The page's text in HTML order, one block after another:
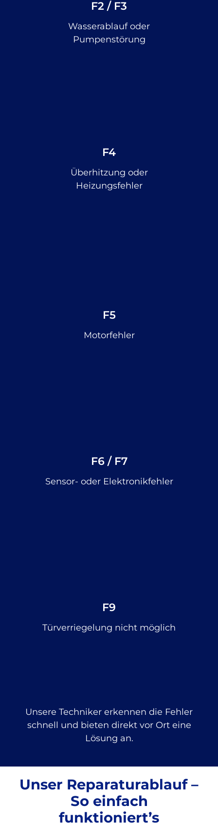
F2 / F3
Wasserablauf oder
Pumpenstörung
F4
Überhitzung oder
Heizungsfehler
F5
Motorfehler
F6 / F7
Sensor- oder Elektronikfehler
F9
Türverriegelung nicht möglich
Unsere Techniker erkennen die Fehler
schnell und bieten direkt vor Ort eine
Lösung an.
Unser Reparaturablauf –
So einfach
funktioniert’s